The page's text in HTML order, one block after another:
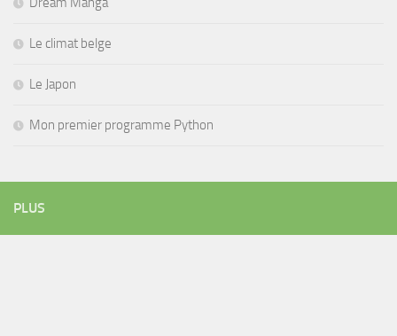
Le climat belge
Le Japon
Mon premier programme Python
PLUS